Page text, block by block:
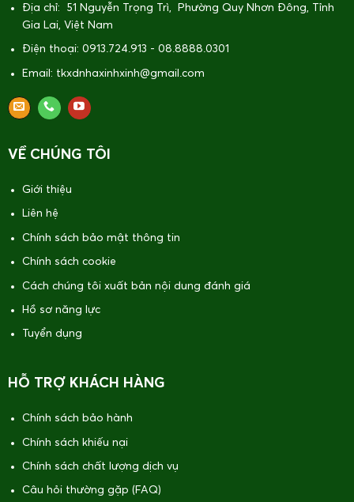
Địa chỉ: 51 Nguyễn Trọng Trì, Phường Quy Nhơn Đông, Tỉnh
Gia Lai, Việt Nam
Điện thoại: 0913.724.913 - 08.8888.0301
Email: tkxdnhaxinhxinh@gmail.com
VỀ CHÚNG TÔI
Giới thiệu
Liên hệ
Chính sách bảo mật thông tin
Chính sách cookie
Cách chúng tôi xuất bản nội dung đánh giá
Hồ sơ năng lực
Tuyển dụng
HỖ TRỢ KHÁCH HÀNG
Chính sách bảo hành
Chính sách khiếu nại
Chính sách chất lượng dịch vụ
Câu hỏi thường gặp (FAQ)